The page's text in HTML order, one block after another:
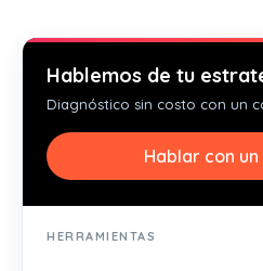
Hablemos de tu
Diagnóstico sin costo con un
Hablar con
HERRAMIENTAS